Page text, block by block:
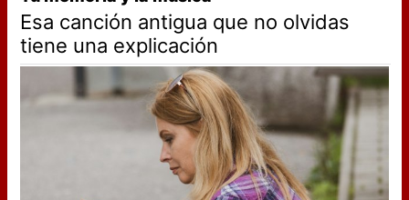
Esa canción antigua que no olvidas
tiene una explicación